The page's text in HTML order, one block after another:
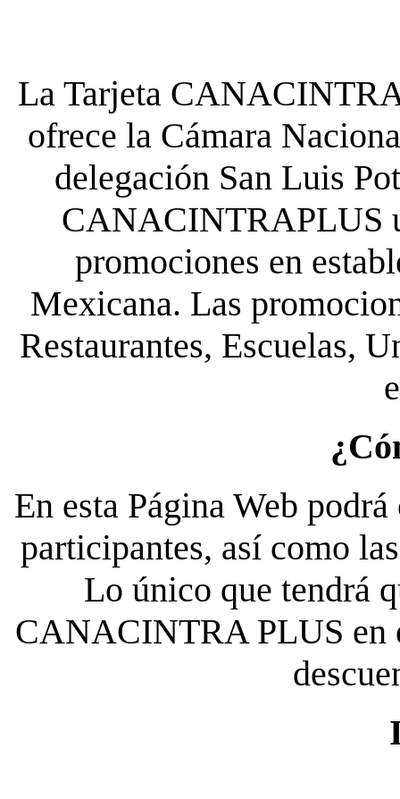
La Tarjeta
ofrece la Cámara
delegación San Luis
CANACINTRAPLUS
promociones en
Mexicana. Las
Restaurantes, Escuelas,
En esta Página Web
participantes, así como
Lo único que tendrá
CANACINTRA PLUS en